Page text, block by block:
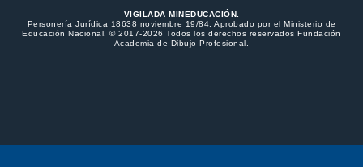
VIGILADA MINEDUCACIÓN.
Personería Jurídica 18638 noviembre 19/84. Aprobado por el Ministerio de
Educación Nacional. © 2017-2026 Todos los derechos reservados Fundación
Academia de Dibujo Profesional.